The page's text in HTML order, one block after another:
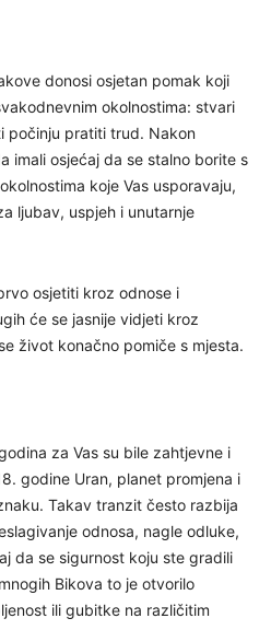
donosi osjetan pomak koji
okolnostima: stvari
počinju pratiti trud. Nakon
imali osjećaj da se stalno borite s
koje Vas usporavaju,
ljubav, uspjeh i unutarnje
osjetiti kroz odnose i
će se jasnije vidjeti kroz
život konačno pomiče s mjesta.
za Vas su bile zahtjevne i
godine Uran, planet promjena i
Takav tranzit često razbija
odnosa, nagle odluke,
da se sigurnost koju ste gradili
Bikova to je otvorilo
ili gubitke na različitim